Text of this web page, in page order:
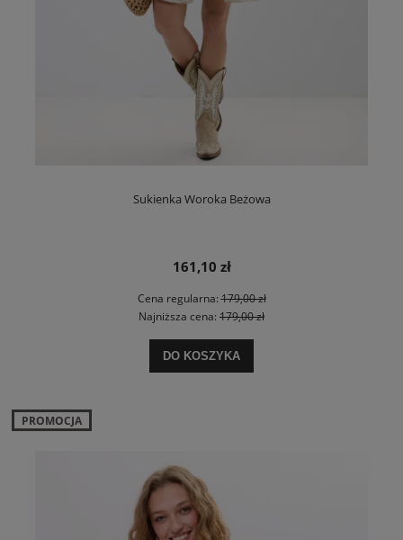
Sukienka Woroka Beżowa
161,10 zł
Cena regularna:179,00 zł
Najniższa cena: 179,00 zł
DO KOSZYKA
PROMOCJA